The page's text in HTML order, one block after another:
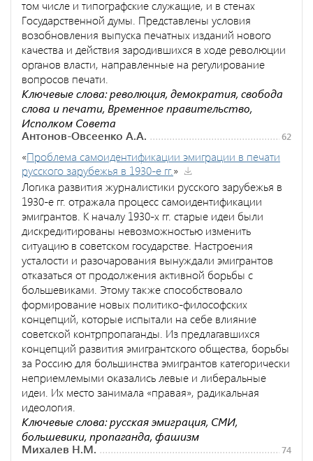
том числе и типографские служащие, и в стенах
Государственной думы. Представлены условия
возобновления выпуска печатных изданий нового
качества и действия зародившихся в ходе революции
органов власти, направленные на регулирование
вопросов печати.
Ключевые слова: революция, демократия, свобода
слова и печати, Временное правительство,
Исполком Совета
Антонов-Овсеенко А.А.
62
«Проблема самоидентификации эмиграции в печати
русского зарубежья в 1930-е гг.»
Логика развития журналистики русского зарубежья в
1930-е гг. отражала процесс самоидентификации
эмигрантов. К началу 1930-х гг. старые идеи были
дискредитированы невозможностью изменить
ситуацию в советском государстве. Настроения
усталости и разочарования вынуждали эмигрантов
отказаться от продолжения активной борьбы с
большевиками. Этому также способствовало
формирование новых политико-философских
концепций, которые испытали на себе влияние
советской контрпропаганды. Из предлагавшихся
концепций развития эмигрантского общества, борьбы
за Россию для большинства эмигрантов категорически
неприемлемыми оказались левые и либеральные
идеи. Их место занимала «правая», радикальная
идеология.
Ключевые слова: русская эмиграция, СМИ,
большевики, пропаганда, фашизм
Михалев Н.М.
74